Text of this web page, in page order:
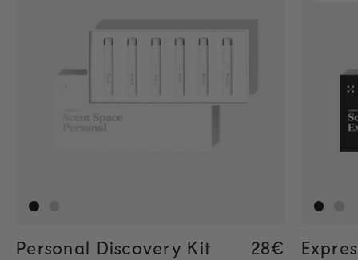
Personal Discovery Kit Regular
28€
Regular
28€